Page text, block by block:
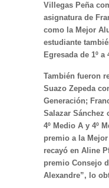
Villegas Peña
asignatura de
como la Mejor
estudiante
Egresada de 1º a
También fueron
Suazo Zepeda
Generación;
Salazar Sánchez
4º Medio A y 4º
premio a la
recayó en Aline
premio Consejo
Alexandre”, lo